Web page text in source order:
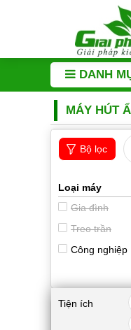
DANH
MÁY HÚT
Bộ lọc
Loại máy
Gia đình
Treo trần
Công nghiệp
Tiện ích